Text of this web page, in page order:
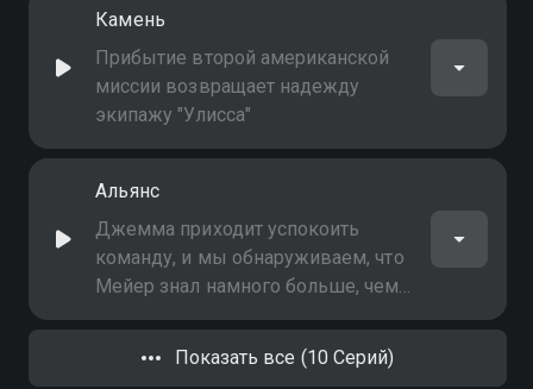
Камень
Прибытие второй американской
миссии возвращает надежду
экипажу "Улисса"
Альянс
Джемма приходит успокоить
команду, и мы обнаруживаем, что
Мейер знал намного больше, чем
показывал
Показать все (10 Серий)